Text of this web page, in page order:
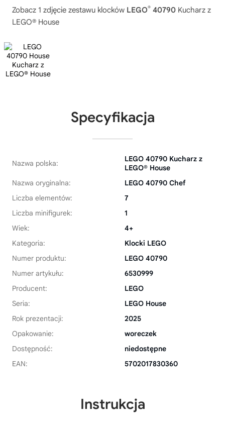
Zobacz 1 zdjęcie zestawu klocków LEGO® 40790 Kucharz z
LEGO® House
Specyfikacja
Nazwa polska:
LEGO 40790 Kucharz z
LEGO® House
Nazwa oryginalna:
LEGO 40790 Chef
Liczba elementów:
7
Liczba minifigurek:
1
Wiek:
4+
Kategoria:
Klocki LEGO
Numer produktu:
LEGO 40790
Numer artykułu:
6530999
Producent:
LEGO
Seria:
LEGO House
Rok prezentacji:
2025
Opakowanie:
woreczek
Dostępność:
niedostępne
EAN:
5702017830360
Instrukcja